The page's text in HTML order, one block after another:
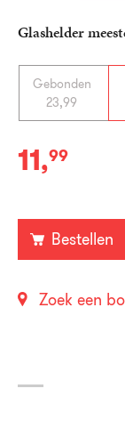
Glashelder
Gebonden
23,99
E-
11,99
Bestellen
Zoek een